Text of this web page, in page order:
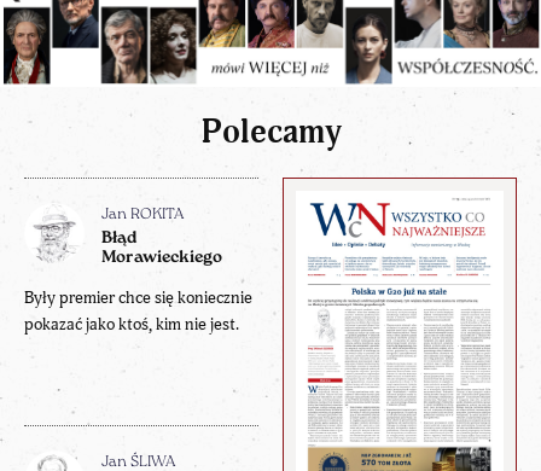
Polecamy
Jan ROKITA
Błąd
Morawieckiego
Były premier chce się koniecznie
pokazać jako ktoś, kim nie jest.
Jan ŚLIWA